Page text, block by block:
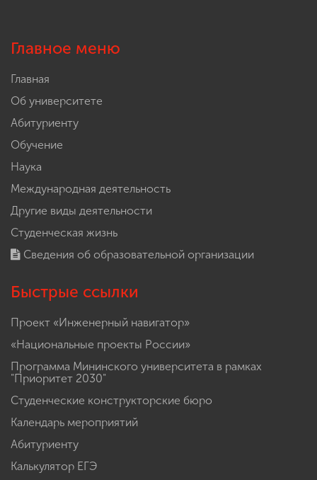
Главное меню
Главная
Об университете
Абитуриенту
Обучение
Наука
Международная деятельность
Другие виды деятельности
Студенческая жизнь
Сведения об образовательной организации
Быстрые ссылки
Проект «Инженерный навигатор»
«Национальные проекты России»
Программа Мининского университета в рамках
"Приоритет 2030"
Студенческие конструкторские бюро
Календарь мероприятий
Абитуриенту
Калькулятор ЕГЭ